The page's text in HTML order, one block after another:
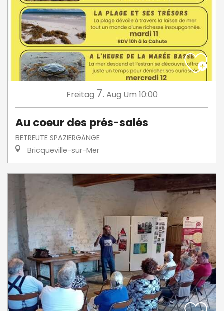
Freitag 7. Aug Um 10:00
Au coeur des prés-salés
BETREUTE SPAZIERGÄNGE
Bricqueville-sur-Mer